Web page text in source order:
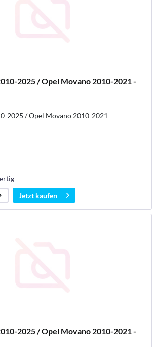
2025 / Opel Movano 2010-2021 -
2025 / Opel Movano 2010-2021
Jetzt kaufen
2025 / Opel Movano 2010-2021 -